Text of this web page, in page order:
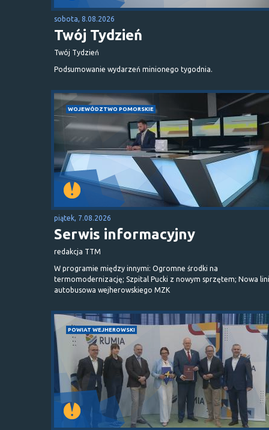
sobota, 8.08.2026
Twój Tydzień
Twój Tydzień
Podsumowanie wydarzeń minionego tygodnia.
WOJEWÓDZTWO POMORSKIE
piątek, 7.08.2026
Serwis informacyjny
redakcja TTM
W programie między innymi: Ogromne środki na
termomodernizację; Szpital Pucki z nowym sprzętem; Nowa
autobusowa wejherowskiego MZK
POWIAT WEJHEROWSKI